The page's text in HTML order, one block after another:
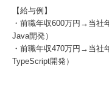
【給与例】
・前職年収600万円→当社
Java開発）
・前職年収470万円→当社
TypeScript開発）